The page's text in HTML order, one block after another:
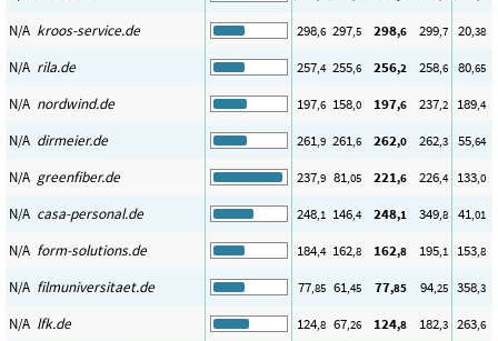
N/A kroos-service.de 298,6 297,5 298,6 299,7 20,38
N/A rila.de 257,4 255,6 256,2 258,6 80,65
N/A nordwind.de 197,6 158,0 197,6 237,2 189,4
N/A dirmeier.de 261,9 261,6 262,0 262,3 55,64
N/A greenfiber.de 237,9 81,05 221,6 226,4 133,0
N/A casa-personal.de 248,1 146,4 248,1 349,8 41,01
N/A form-solutions.de 184,4 162,8 162,8 195,1 153,8
N/A filmuniversitaet.de 77,85 61,45 77,85 94,25 358,3
N/A lfk.de 124,8 67,26 124,8 182,3 263,6